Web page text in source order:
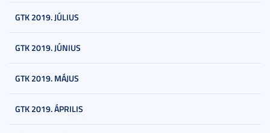
GTK 2019. JÚLIUS
GTK 2019. JÚNIUS
GTK 2019. MÁJUS
GTK 2019. ÁPRILIS